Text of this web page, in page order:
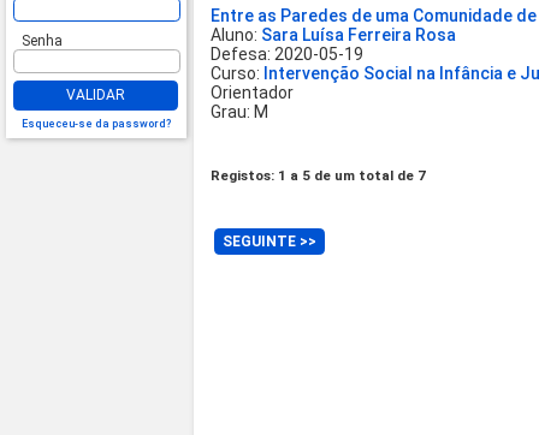
Senha
VALIDAR
Esqueceu-se da password?
Entre as Paredes de uma Comunidade
Aluno: Sara Luísa Ferreira Rosa
Defesa: 2020-05-19
Curso: Intervenção Social na Infância e
Orientador
Grau: M
Registos: 1 a 5 de um total de 7